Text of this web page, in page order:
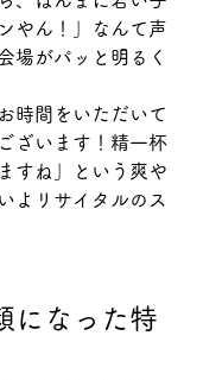
やん！」なんて声
場がパッと明るく
時間をいただいて
ざいます！精一杯
すね」という爽や
よリサイタルのス
になった特